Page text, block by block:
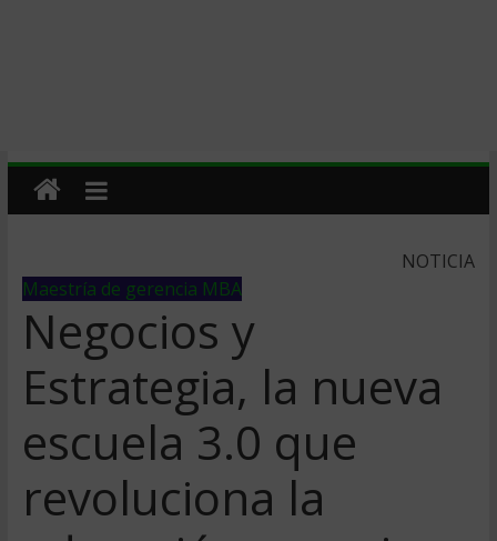
NOTICIA
Maestría de gerencia MBA
Negocios y
Estrategia, la nueva
escuela 3.0 que
revoluciona la